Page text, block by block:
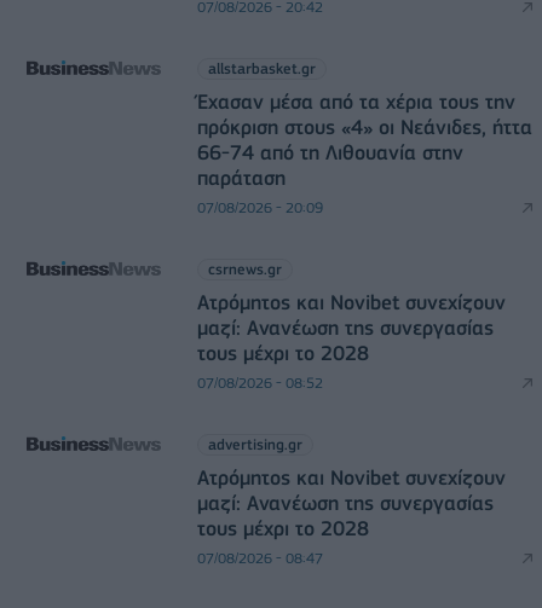
07/08/2026 - 20:42
allstarbasket.gr
Έχασαν μέσα από τα χέρια τους την
πρόκριση στους «4» οι Νεάνιδες, ήττα
66-74 από τη Λιθουανία στην
παράταση
07/08/2026 - 20:09
csrnews.gr
Ατρόμητος και Novibet συνεχίζουν
μαζί: Ανανέωση της συνεργασίας
τους μέχρι το 2028
07/08/2026 - 08:52
advertising.gr
Ατρόμητος και Novibet συνεχίζουν
μαζί: Ανανέωση της συνεργασίας
τους μέχρι το 2028
07/08/2026 - 08:47